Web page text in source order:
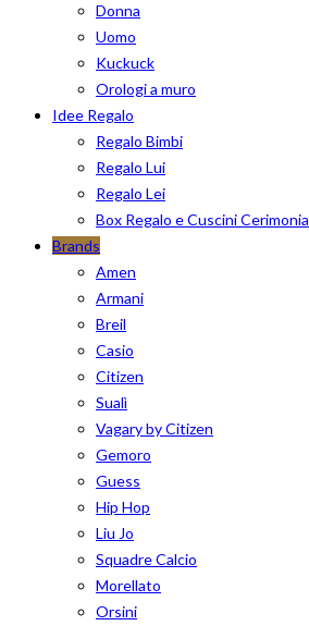
Donna
Uomo
Kuckuck
Orologi a muro
Idee Regalo
Regalo Bimbi
Regalo Lui
Regalo Lei
Box Regalo e Cuscini Cerimonia
Brands
Amen
Armani
Breil
Casio
Citizen
Sualì
Vagary by Citizen
Gemoro
Guess
Hip Hop
Liu Jo
Squadre Calcio
Morellato
Orsini